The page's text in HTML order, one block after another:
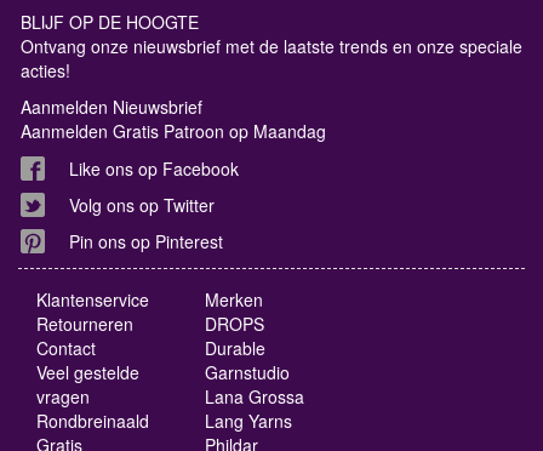
BLIJF OP DE HOOGTE
Ontvang onze nieuwsbrief met de laatste trends en onze speciale
acties!
Aanmelden Nieuwsbrief
Aanmelden Gratis Patroon op Maandag
Like ons op Facebook
Volg ons op Twitter
Pin ons op Pinterest
Klantenservice
Retourneren
Contact
Veel gestelde
vragen
Rondbreinaald
Gratis
Merken
DROPS
Durable
Garnstudio
Lana Grossa
Lang Yarns
Phildar